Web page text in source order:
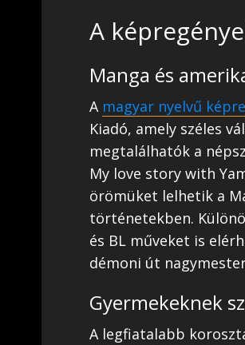
A
Manga és
A magyar nyelvű
Kiadó, amely széles
megtalálhatók a
My love story with
örömüket lelhetik a
történetekben.
és BL műveket is
démoni út
Gyermekeknek
A legfiatalabb